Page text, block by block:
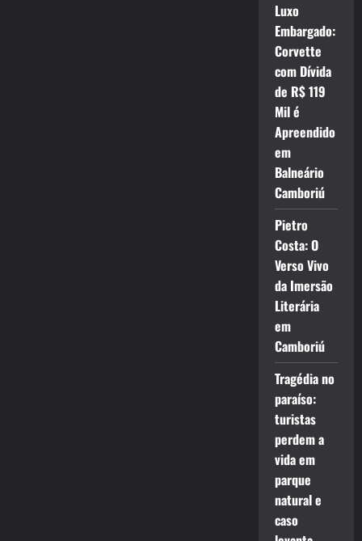
Luxo
Embargado:
Corvette
com Dívida
de R$ 119
Mil é
Apreendido
em
Balneário
Camboriú
Pietro
Costa: O
Verso Vivo
da Imersão
Literária
em
Camboriú
Tragédia no
paraíso:
turistas
perdem a
vida em
parque
natural e
caso